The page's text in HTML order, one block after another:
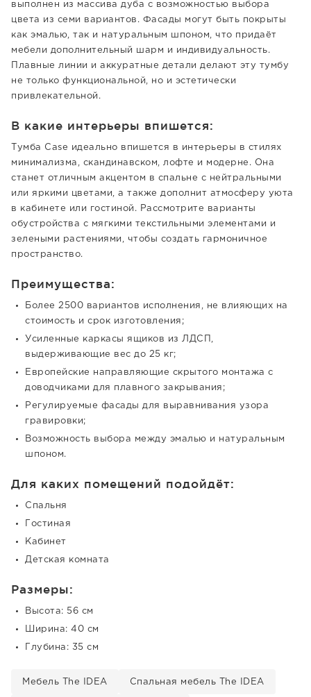
выполнен из массива дуба с возможностью выбора
цвета из семи вариантов. Фасады могут быть покрыты
как эмалью, так и натуральным шпоном, что придаёт
мебели дополнительный шарм и индивидуальность.
Плавные линии и аккуратные детали делают эту тумбу
не только функциональной, но и эстетически
привлекательной.
В какие интерьеры впишется:
Тумба Case идеально впишется в интерьеры в стилях
минимализма, скандинавском, лофте и модерне. Она
станет отличным акцентом в спальне с нейтральными
или яркими цветами, а также дополнит атмосферу уюта
в кабинете или гостиной. Рассмотрите варианты
обустройства с мягкими текстильными элементами и
зелеными растениями, чтобы создать гармоничное
пространство.
Преимущества:
Более 2500 вариантов исполнения, не влияющих на
стоимость и срок изготовления;
Усиленные каркасы ящиков из ЛДСП,
выдерживающие вес до 25 кг;
Европейские направляющие скрытого монтажа с
доводчиками для плавного закрывания;
Регулируемые фасады для выравнивания узора
гравировки;
Возможность выбора между эмалью и натуральным
шпоном.
Для каких помещений подойдёт:
Спальня
Гостиная
Кабинет
Детская комната
Размеры:
Высота: 56 см
Ширина: 40 см
Глубина: 35 см
Мебель The IDEA Спальная мебель The IDEA